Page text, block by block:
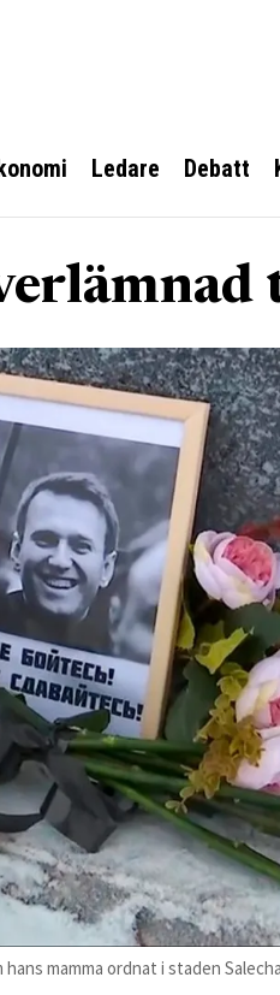
Ledare Debatt
mamma ordnat i staden